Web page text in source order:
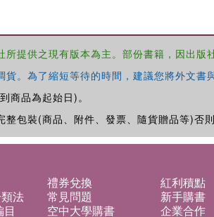
提供之現有版本為主。部份書籍，因出版
。為了縮短等待的時間，建議您將外文
商品為起始日)。
包裝(商品、附件、發票、隨貨贈品等)否則
禮券兌換
紅利積點
法 常見問題
新手購書
空中大學購書
企業合作